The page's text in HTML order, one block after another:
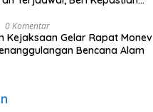
0 Komentar
Kejaksaan Gelar Rapat Monev
Bencana Alam